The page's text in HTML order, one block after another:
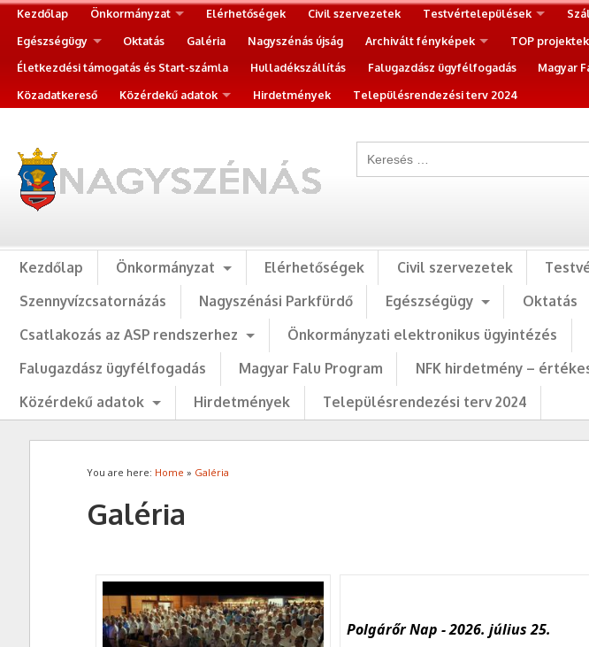
Kezdőlap Önkormányzat Elérhetőségek Civil szervezetek Testvértelepülések
Egészségügy
Oktatás Galéria Nagyszénás újság Archivált fényképek TOP projektek
Életkezdési támogatás és Start-számla
Hulladékszállítás Falugazdász ügyfélfogadás Magyar
Közadatkereső
Közérdekű adatok Hirdetmények Településrendezési terv 2024
Kezdőlap Önkormányzat Elérhetőségek Civil szervezetek
Szennyvízcsatornázás
Nagyszénási Parkfürdő Egészségügy Oktatás
Csatlakozás az ASP rendszerhez
Önkormányzati elektronikus ügyintézés
Falugazdász ügyfélfogadás
Magyar Falu Program NFK hirdetmény –
Közérdekű adatok
Hirdetmények Településrendezési terv 2024
You are here: Home » Galéria
Galéria
Polgárőr Nap - 2026. július 25.